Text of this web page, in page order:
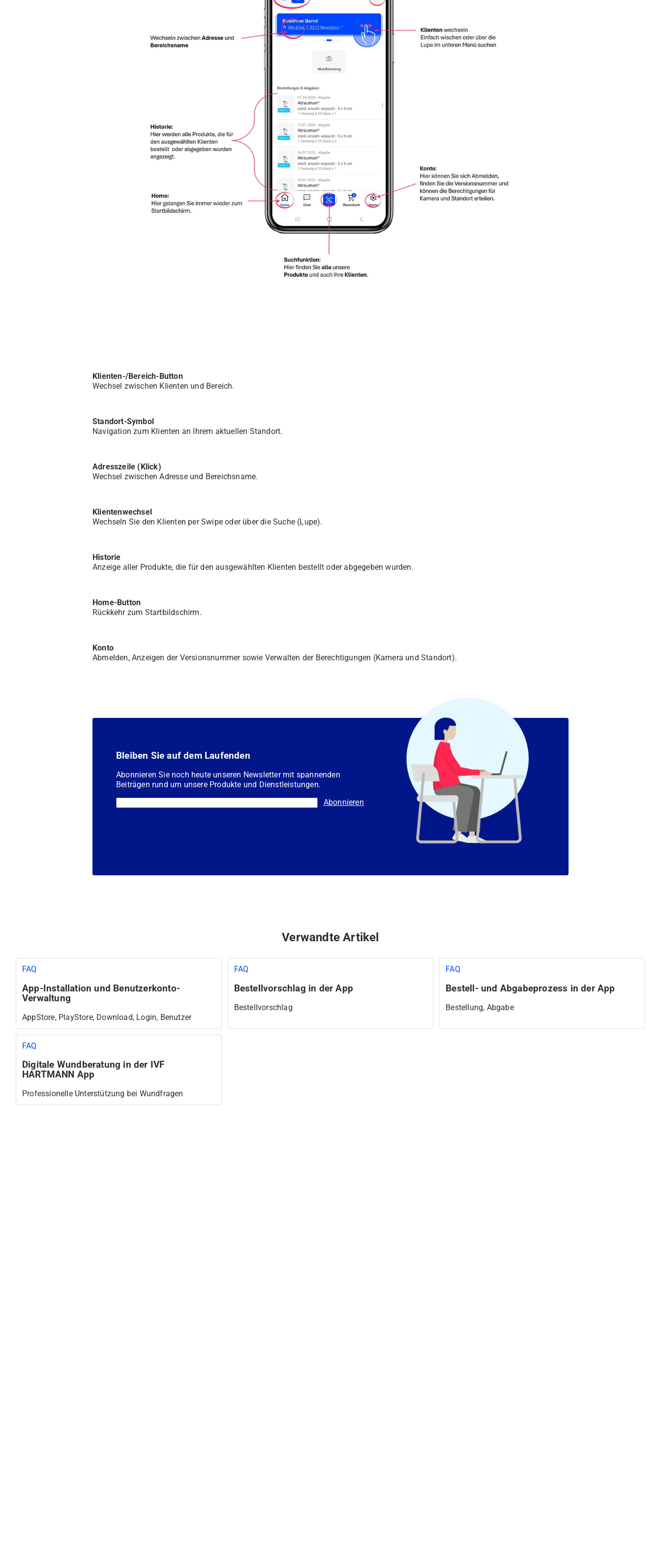
Klienten-/Bereich-Button
Wechsel zwischen Klienten und Bereich.
Standort-Symbol
Navigation zum Klienten an Ihrem aktuellen Standort.
Adresszeile (Klick)
Wechsel zwischen Adresse und Bereichsname.
Klientenwechsel
Wechseln Sie den Klienten per Swipe oder über die Suche (Lupe).
Historie
Anzeige aller Produkte, die für den ausgewählten Klienten bestellt oder abgegeben wurden.
Home-Button
Rückkehr zum Startbildschirm.
Konto
Abmelden, Anzeigen der Versionsnummer sowie Verwalten der Berechtigungen (Kamera und Standort).
Bleiben Sie auf dem Laufenden
Abonnieren Sie noch heute unseren Newsletter mit spannenden
Beiträgen rund um unsere Produkte und Dienstleistungen.
Abonnieren
Verwandte Artikel
FAQ
App-Installation und Benutzerkonto-
Verwaltung
AppStore, PlayStore, Download, Login, Benutzer
FAQ
Bestellvorschlag in der App
Bestellvorschlag
FAQ
Bestell- und Abgabeprozess in der App
Bestellung, Abgabe
FAQ
Digitale Wundberatung in der IVF
HARTMANN App
Professionelle Unterstützung bei Wundfragen